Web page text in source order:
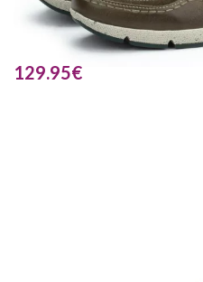
129.95€